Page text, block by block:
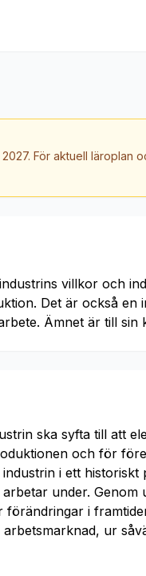
För aktuell läroplan
villkor och
Det är också
Ämnet är till sin
ska syfta till att
och för
i ett
under. Genom
i
ur